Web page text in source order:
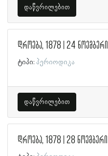
დაწვრილებით
დროება, 1878 | 24 ნოემბერი
ტიპი: პერიოდიკა
დაწვრილებით
დროება, 1878 | 28 ნოემბერი